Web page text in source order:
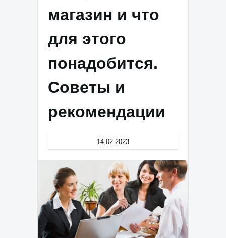
магазин и что
для этого
понадобится.
Советы и
рекомендации
14.02.2023